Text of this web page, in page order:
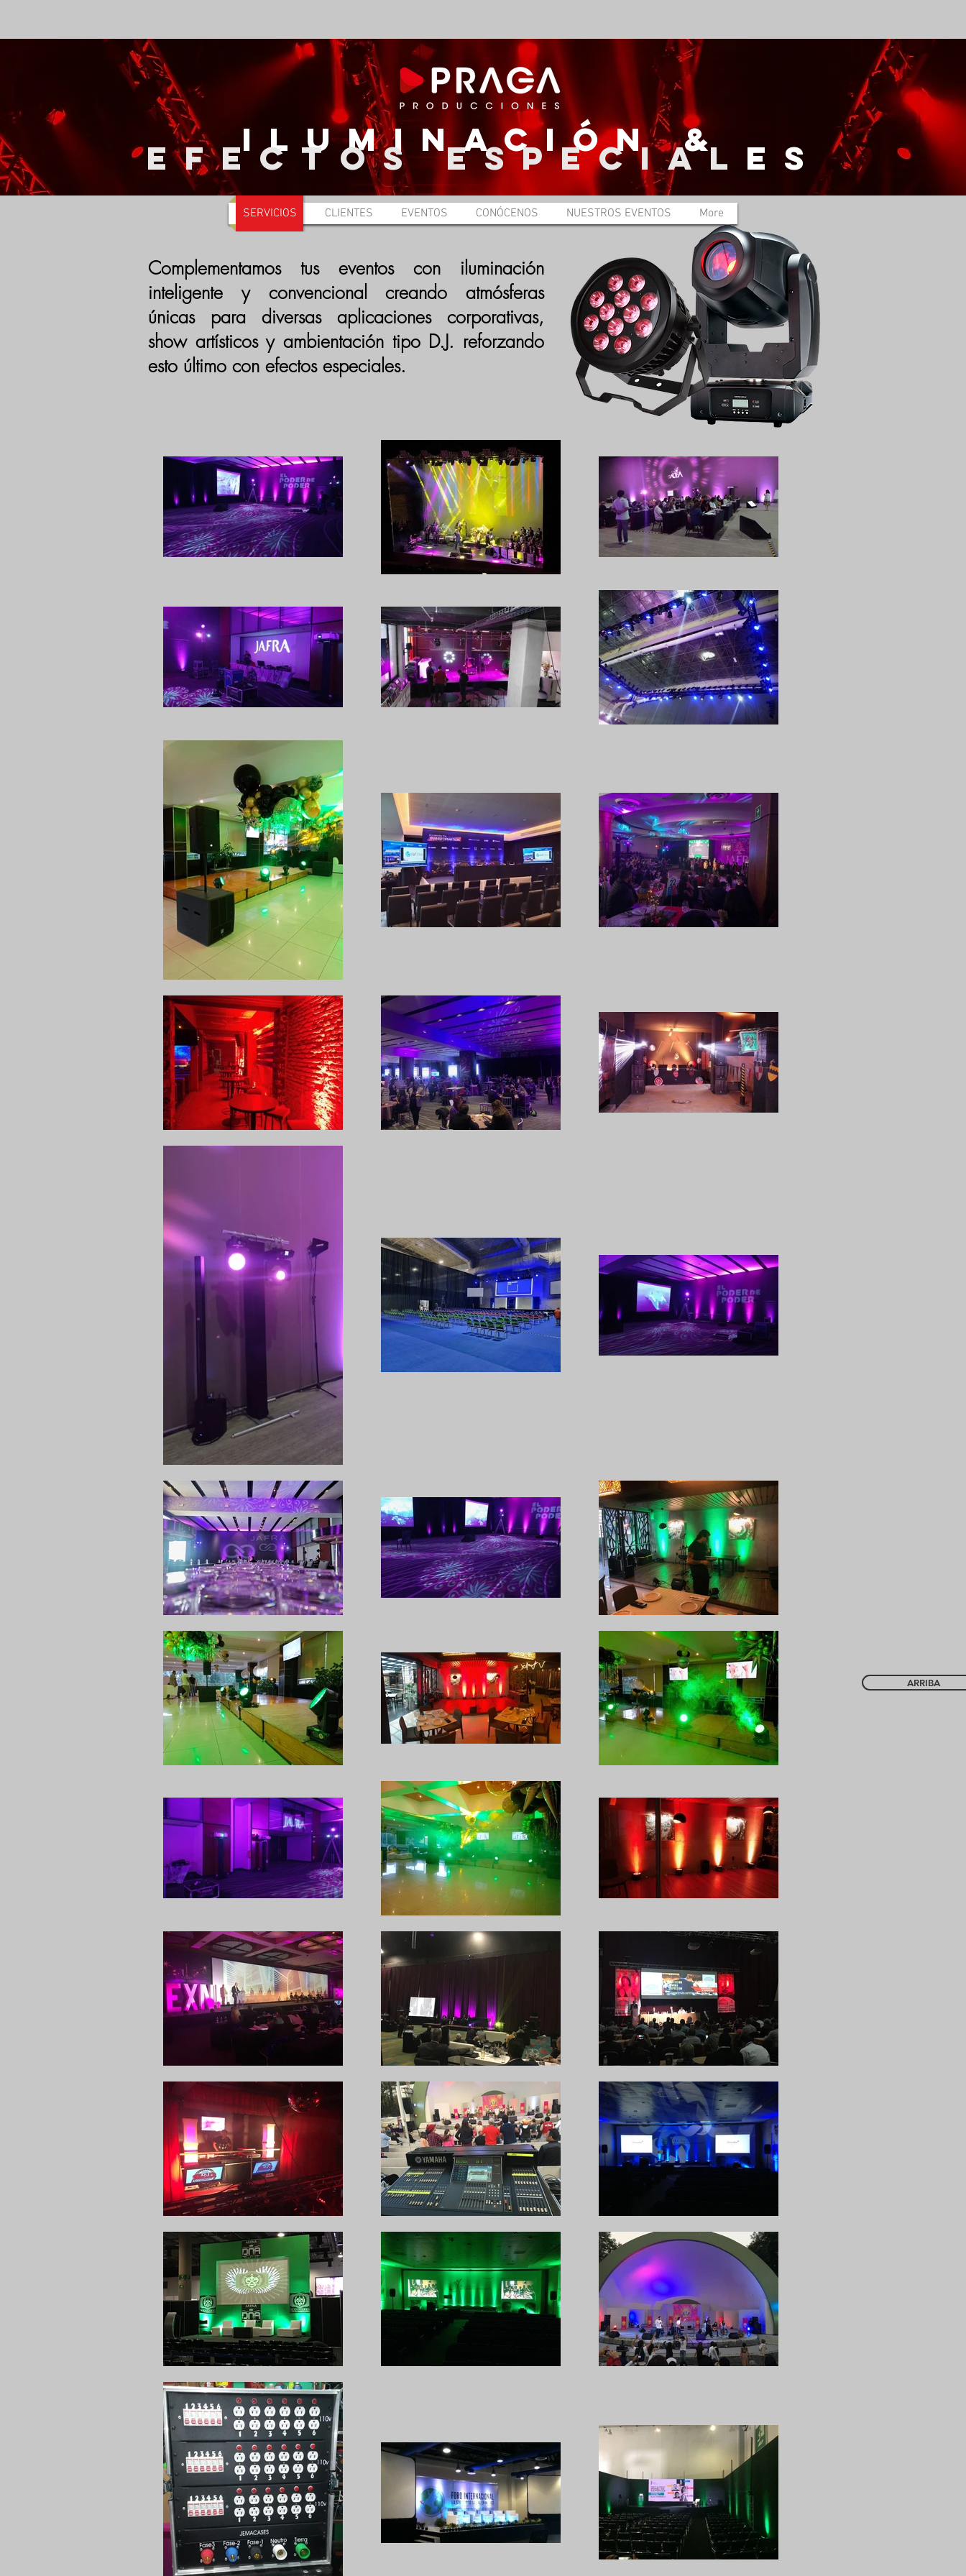
ILUMINACIÓN &
EFECTOS ESPECIAL ES
SERVICIOS CLIENTES EVENTOS CONÓCENOS NUESTROS EVENTOS More
Complementamos tus eventos con iluminación
inteligente y convencional creando atmósferas
únicas para diversas aplicaciones corporativas,
show artísticos y ambientación tipo D.J. reforzando
esto último con efectos especiales.
ARRIBA